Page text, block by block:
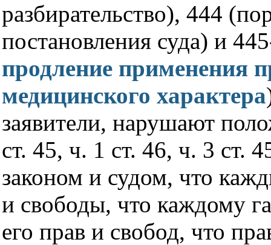
разбирательство), 444
постановления суда) и
продление применения
медицинского характера
заявители, нарушают
ст. 45, ч. 1 ст. 46, ч. 3 ст.
законом и судом, что
и свободы, что каждому
его прав и свобод, что